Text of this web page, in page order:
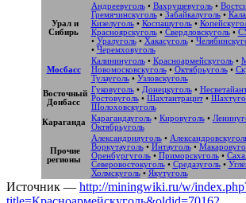
Урал и
Сибирь
Андреевуголь• Вахрушевуголь•
Гремячинскуголь• Забайкалуголь•
Кизелуголь• Коспашуголь•
Красноярскуголь• Свердловскуголь•
• Уралуголь• Хакасуголь•
• Черемховуголь
Мосбасс
Калининуголь• Красноармейскуголь•
Новомосковскуголь• Октябрьуголь•
Тулауголь• Узловскуголь
Восточный
Донбасс
Гуковуголь• Донецкуголь•
Ростовуголь• Шахтантрацит•
Шолоховскуголь
Караганда
Карагандауголь• Кировуголь•
Октябрьуголь
Прочие
регионы
Александрияуголь•
Воркутауголь• Интауголь•
Оренбургуголь• Приморскуголь•
Северовостокуголь• Средазуголь•
Холмскуголь• Якутуголь
Источник — http://miningwiki.ru/w/